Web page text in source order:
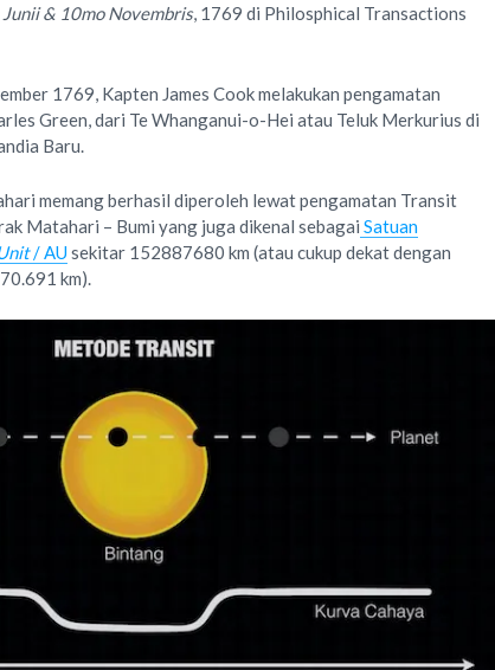
& 10mo Novembris, 1769 di Philosphical Transactions
1769, Kapten James Cook melakukan pengamatan
Green, dari Te Whanganui-o-Hei atau Teluk Merkurius di
Baru.
memang berhasil diperoleh lewat pengamatan Transit
Matahari – Bumi yang juga dikenal sebagai Satuan
/ AUsekitar 152887680 km (atau cukup dekat dengan
km).